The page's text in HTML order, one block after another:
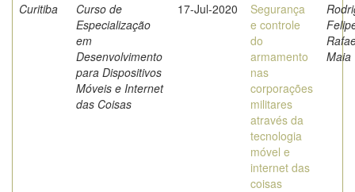
Curitiba
Curso de
Especialização
em
Desenvolvimento
para Dispositivos
Móveis e Internet
das Coisas
17-Jul-2020
Segurança
e controle
do
armamento
nas
corporações
militares
através da
tecnologia
móvel e
internet das
coisas
Maia